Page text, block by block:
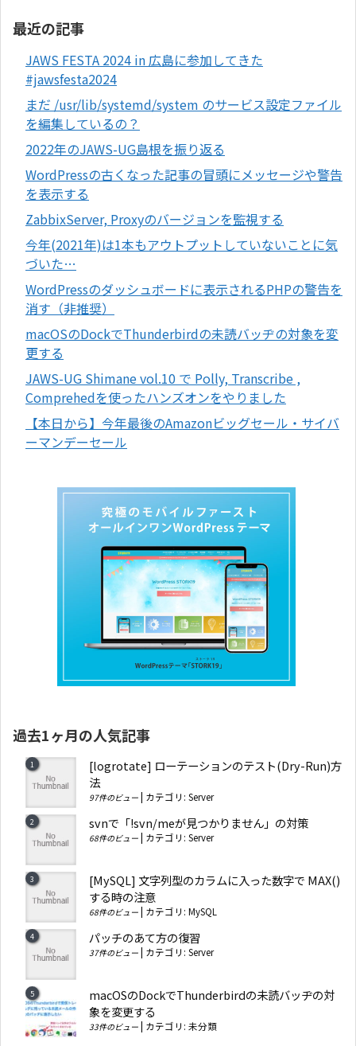
最近の記事
JAWS FESTA 2024 in 広島に参加してきた
#jawsfesta2024
まだ /usr/lib/systemd/system のサービス設定ファイル
を編集しているの？
2022年のJAWS-UG島根を振り返る
WordPressの古くなった記事の冒頭にメッセージや警告
を表示する
ZabbixServer, Proxyのバージョンを監視する
今年(2021年)は1本もアウトプットしていないことに気
づいた…
WordPressのダッシュボードに表示されるPHPの警告を
消す（非推奨）
macOSのDockでThunderbirdの未読バッヂの対象を変
更する
JAWS-UG Shimane vol.10 で Polly, Transcribe ,
Comprehedを使ったハンズオンをやりました
【本日から】今年最後のAmazonビッグセール・サイバ
ーマンデーセール
過去1ヶ月の人気記事
[logrotate] ローテーションのテスト(Dry-Run)方
法
97件のビュー カテゴリ: Server
svnで「!svn/meが見つかりません」の対策
68件のビュー カテゴリ: Server
[MySQL] 文字列型のカラムに入った数字で MAX()
する時の注意
68件のビュー カテゴリ: MySQL
パッチのあて方の復習
37件のビュー カテゴリ: Server
macOSのDockでThunderbirdの未読バッヂの対
象を変更する
33件のビュー カテゴリ: 未分類